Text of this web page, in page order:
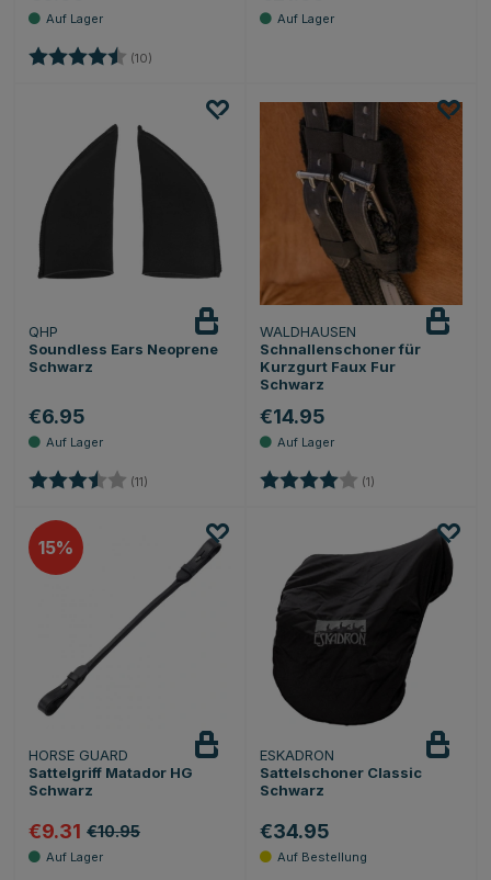
Bewertung: (10)
QHP
Soundless Ears Neoprene
Schwarz
€6.95
Bewertung: (11) 3.6 von 5 Sternen
WALDHAUSEN
Schnallenschoner für
Kurzgurt Faux Fur
Schwarz
€14.95
Bewertung: (1)
15
HORSE GUARD
Sattelgriff Matador HG
Schwarz
€9.31 €10.95
ESKADRON
Sattelschoner Classic
Schwarz
€34.95